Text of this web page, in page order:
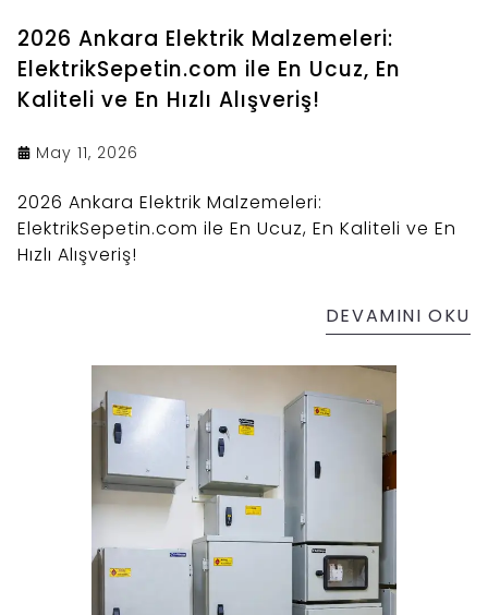
2026 Ankara Elektrik Malzemeleri:
ElektrikSepetin.com ile En Ucuz, En
Kaliteli ve En Hızlı Alışveriş!
May 11, 2026
2026 Ankara Elektrik Malzemeleri:
ElektrikSepetin.com ile En Ucuz, En Kaliteli ve En
Hızlı Alışveriş!
DEVAMINI OKU